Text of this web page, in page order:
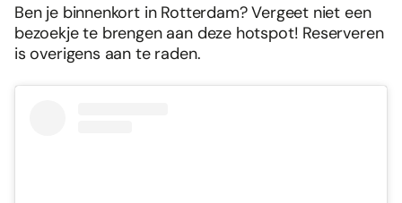
Ben je binnenkort in Rotterdam? Vergeet niet een
bezoekje te brengen aan deze hotspot! Reserveren
is overigens aan te raden.